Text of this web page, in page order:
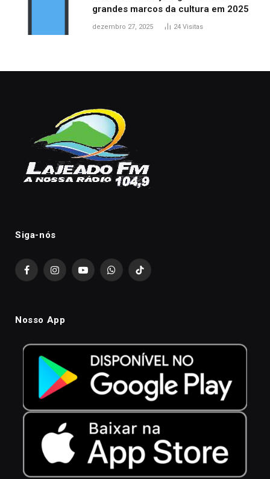
grandes marcos da cultura em 2025
dezembro 27, 2025 24 Visitas
Siga-nós
FacebookInstagramYouTubeWhatsAppTikTok
Nosso App